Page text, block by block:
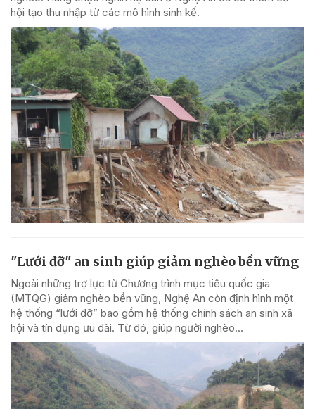
hội tạo thu nhập từ các mô hình sinh kế.
"Lưới đỡ" an sinh giúp giảm nghèo bền vững
Ngoài những trợ lực từ Chương trình mục tiêu quốc gia
(MTQG) giảm nghèo bền vững, Nghệ An còn định hình một
hệ thống “lưới đỡ” bao gồm hệ thống chính sách an sinh xã
hội và tín dụng ưu đãi. Từ đó, giúp người nghèo...